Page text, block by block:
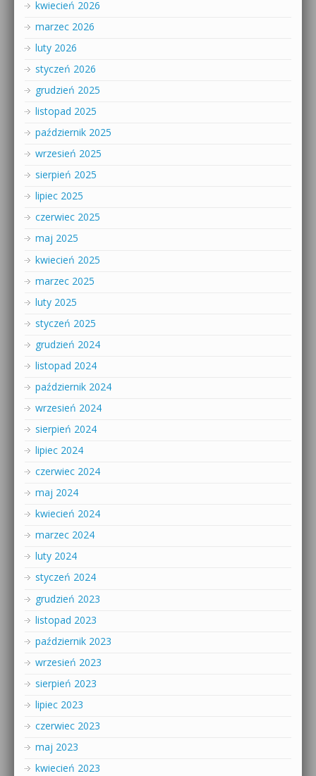
kwiecień 2026
marzec 2026
luty 2026
styczeń 2026
grudzień 2025
listopad 2025
październik 2025
wrzesień 2025
sierpień 2025
lipiec 2025
czerwiec 2025
maj 2025
kwiecień 2025
marzec 2025
luty 2025
styczeń 2025
grudzień 2024
listopad 2024
październik 2024
wrzesień 2024
sierpień 2024
lipiec 2024
czerwiec 2024
maj 2024
kwiecień 2024
marzec 2024
luty 2024
styczeń 2024
grudzień 2023
listopad 2023
październik 2023
wrzesień 2023
sierpień 2023
lipiec 2023
czerwiec 2023
maj 2023
kwiecień 2023